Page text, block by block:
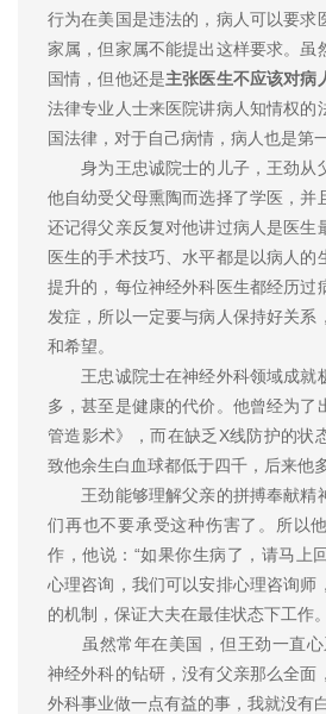
行为在美国是违法的，病人可以要求
家属，但家属不能提出这样要求。虽
国情，但他还是主张医生不应该对病
法律专业人士来医院讲病人知情权的
国法律，对于自己病情，病人也是第
身为王忠诚院士的儿子，王劲从
他自幼受父母熏陶而选择了学医，并
还记得父亲反复对他讲过病人是医生
医生的手术技巧、水平都是以病人的
提升的，每位神经外科医生都经历过
发症，所以一定要与病人保持好关系
和希望。
王忠诚院士在神经外科领域成就
多，甚至是健康的代价。他曾经为了
管造影术》，而在缺乏X线防护的状
致他余生白血球都低于四千，后来他
王劲能够理解父亲的拼搏奉献精
们再也不要承受这种伤害了。所以
作，他说：“如果你生病了，请马上
心理咨询，我们可以安排心理咨询师
的机制，保证大夫在最佳状态下工作
虽然常年在美国，但王劲一直心
神经外科的钻研，没有父亲那么全面
外科事业做一点有益的事，我就没有